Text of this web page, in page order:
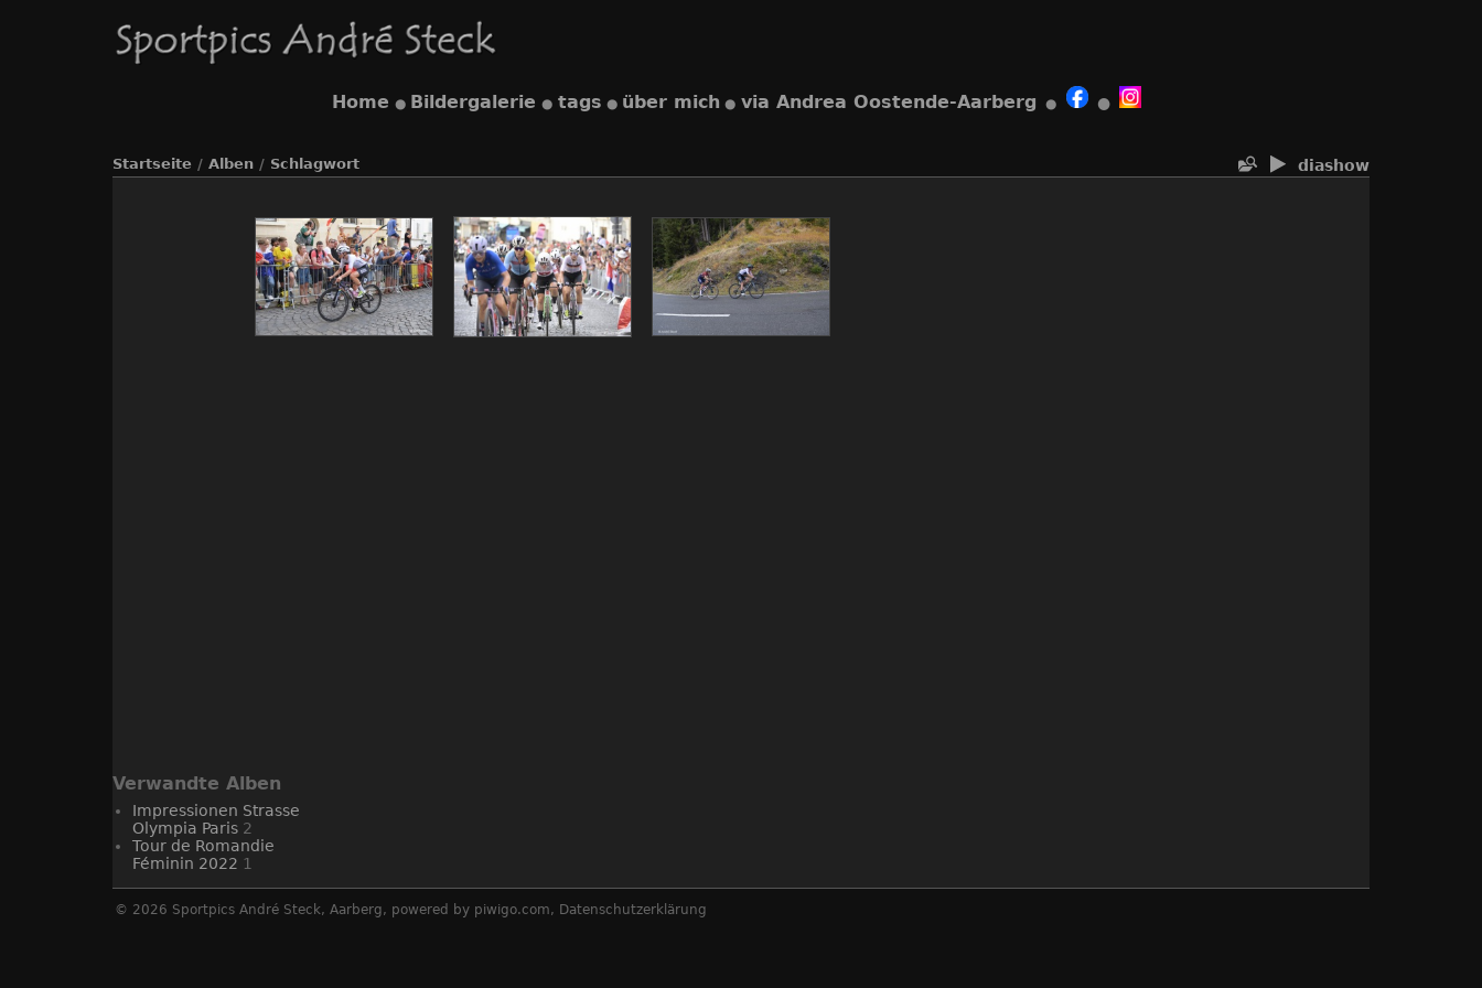
Home ● Bildergalerie ● tags ● über mich ● via Andrea Oostende-Aarberg ● ●
diashow
Startseite / Alben / Schlagwort
Verwandte Alben
Impressionen Strasse
Olympia Paris 2
Tour de Romandie
Féminin 2022 1
© 2026 Sportpics André Steck, Aarberg, powered by piwigo.com, Datenschutzerklärung